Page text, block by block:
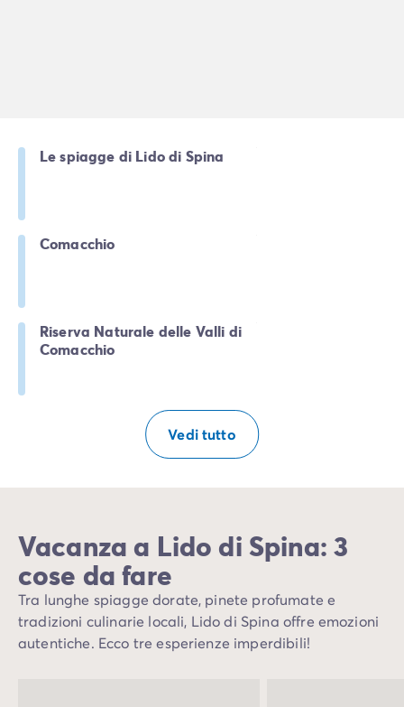
Le spiagge di Lido di Spina
Comacchio
Riserva Naturale delle Valli di
Comacchio
Vedi tutto
Vacanza a Lido di Spina: 3
cose da fare
Tra lunghe spiagge dorate, pinete profumate e
tradizioni culinarie locali, Lido di Spina offre emozioni
autentiche. Ecco tre esperienze imperdibili!